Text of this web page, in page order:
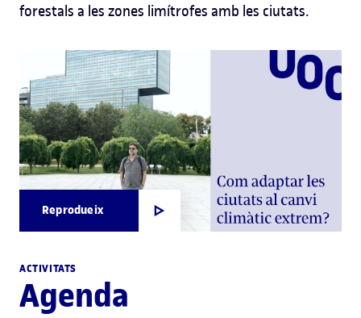
forestals a les zones limítrofes amb les ciutats.
Reprodueix
ACTIVITATS
Agenda